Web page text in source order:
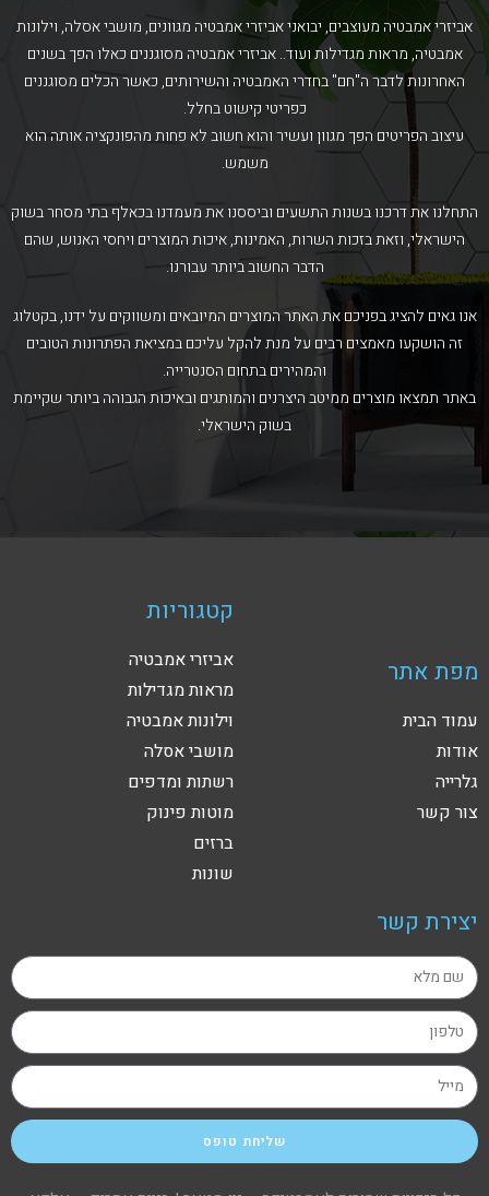
אביזרי אמבטיה מעוצבים, יבואני אביזרי אמבטיה מגוונים, מושבי אסלה, וילונות
אמבטיה, מראות מגדילות ועוד.. אביזרי אמבטיה מסוגננים כאלו הפך בשנים
האחרונות לדבר ה"חם" בחדרי האמבטיה והשירותים, כאשר הכלים מסוגננים
כפריטי קישוט בחלל.
עיצוב הפריטים הפך מגוון ועשיר והוא חשוב לא פחות מהפונקציה אותה הוא
משמש.
התחלנו את דרכנו בשנות התשעים וביססנו את מעמדנו בכאלף בתי מסחר בשוק
הישראלי, וזאת בזכות השרות, האמינות, איכות המוצרים ויחסי האנוש, שהם
הדבר החשוב ביותר עבורנו.
אנו גאים להציג בפניכם את האתר המוצרים המיובאים ומשווקים על ידנו, בקטלוג
זה הושקעו מאמצים רבים על מנת להקל עליכם במציאת הפתרונות הטובים
והמהירים בתחום הסנטרייה.
באתר תמצאו מוצרים ממיטב היצרנים והמותגים ובאיכות הגבוהה ביותר שקיימת
בשוק הישראלי.
מפת אתר
עמוד הבית
אודות
גלרייה
צור קשר
קטגוריות
אביזרי אמבטיה
מראות מגדילות
וילונות אמבטיה
מושבי אסלה
רשתות ומדפים
מוטות פינוק
ברזים
שונות
יצירת קשר
שליחת טופס